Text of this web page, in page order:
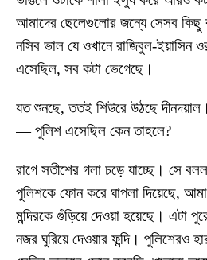
আমাদের ছেলেগুলোর জন্যে সেসব কিছু
নসিব ভাল যে ওখানে রাজিবুল-ইয়াসিন
এসেছিল, সব কটা ভেগেছে।
যত শুনছে, ততই শিউরে উঠছে
— পুলিশ এসেছিল কেন তাহলে?
রাগে সতীশের গলা চড়ে যাচ্ছে। সে
পুলিশকে ফোন করে ঘাপলা দিয়েছে,
মন্দিরকে গুঁড়িয়ে দেওয়া হয়েছে। এটা
নজর ঘুরিয়ে দেওয়ার ফন্দি। পুলিশেরও